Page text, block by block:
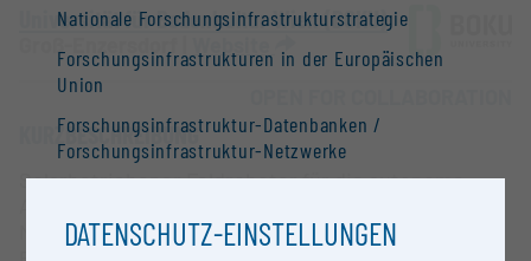
Nationale Forschungs­infrastruktur­strategie
Forschungs­infrastrukturen in der Europäischen
Union
Forschungs­infrastruktur-Datenbanken /
Forschungs­infrastruktur-Netzwerke
Evaluierungsstudie 2022
Universität für Bodenkultur Wien (BOKU)
KURZBESCHREIBUNG
Solarbetriebener Feldroboter für die autonome
Mithilfe von GPS-RTK wird die genaue Position der
DATENSCHUTZ-EINSTELLUNGEN